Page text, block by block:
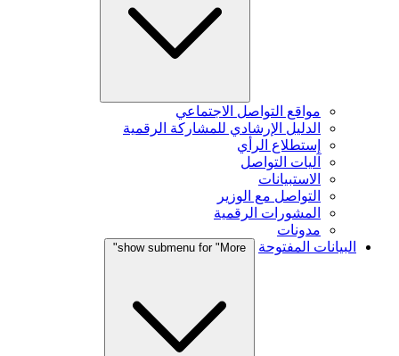
مواقع التواصل الاجتماعي
الدليل الإرشادي للمشاركة الرقمية
إستطلاع الرأي
آليات التواصل
الاستبيانات
التواصل مع الوزير
المشورات الرقمية
مدونات
البيانات المفتوحة
show submenu for "More"